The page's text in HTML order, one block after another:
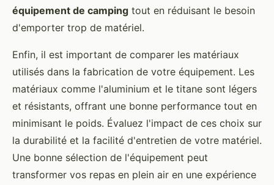
équipement de camping tout en réduisant le besoin
d'emporter trop de matériel.
Enfin, il est important de comparer les matériaux
utilisés dans la fabrication de votre équipement. Les
matériaux comme l'aluminium et le titane sont légers
et résistants, offrant une bonne performance tout en
minimisant le poids. Évaluez l'impact de ces choix sur
la durabilité et la facilité d'entretien de votre matériel.
Une bonne sélection de l'équipement peut
transformer vos repas en plein air en une expérience